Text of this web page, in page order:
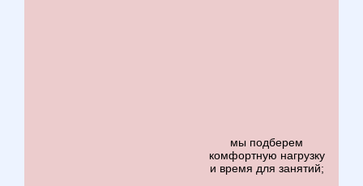
мы подберем
комфортную нагрузку
и время для занятий;